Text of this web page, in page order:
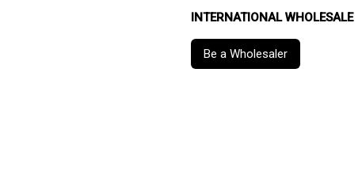
INTERNATIONAL WHOLESALE
Be a Wholesaler